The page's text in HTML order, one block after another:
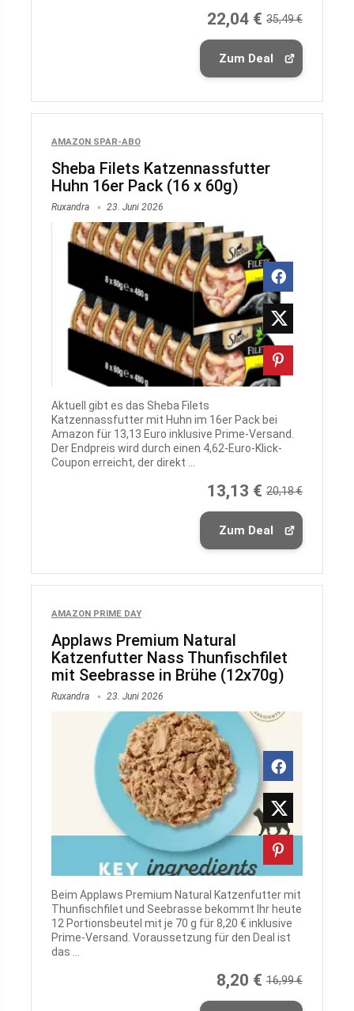
22,04 € 35,49 €
Zum Deal
AMAZON SPAR-ABO
Sheba Filets Katzennassfutter
Huhn 16er Pack (16 x 60g)
Ruxandra 23. Juni 2026
Aktuell gibt es das Sheba Filets
Katzennassfutter mit Huhn im 16er Pack bei
Amazon für 13,13 Euro inklusive Prime-Versand.
Der Endpreis wird durch einen 4,62-Euro-Klick-
Coupon erreicht, der direkt ...
13,13 € 20,18 €
Zum Deal
AMAZON PRIME DAY
Applaws Premium Natural
Katzenfutter Nass Thunfischfilet
mit Seebrasse in Brühe (12x70g)
Ruxandra 23. Juni 2026
Beim Applaws Premium Natural Katzenfutter mit
Thunfischfilet und Seebrasse bekommt Ihr heute
12 Portionsbeutel mit je 70 g für 8,20 € inklusive
Prime-Versand. Voraussetzung für den Deal ist
das ...
8,20 € 16,99 €